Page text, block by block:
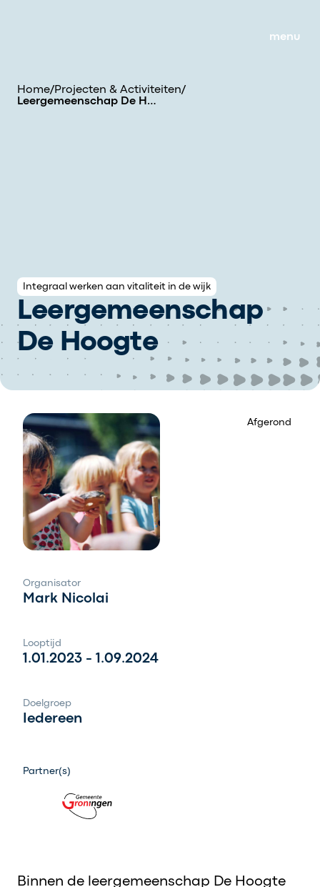
menu
Home/Projecten & Activiteiten/
Leergemeenschap De Hoogte
Integraal werken aan vitaliteit in de wijk
Leergemeenschap
De Hoogte
Afgerond
Organisator
Mark Nicolai
Looptijd
1.01.2023 - 1.09.2024
Doelgroep
Iedereen
Partner(s)
Binnen de leergemeenschap De Hoogte